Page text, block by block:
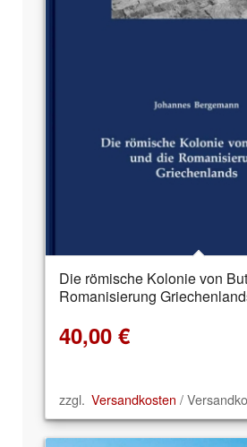
Die römische Kolonie von
Romanisierung
40,00 €
zzgl. Versandkosten /